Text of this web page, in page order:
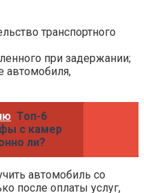
транспортного
при задержании;
автомобиля,
Топ-6
с камер
ли?
автомобиль со
после оплаты услуг,